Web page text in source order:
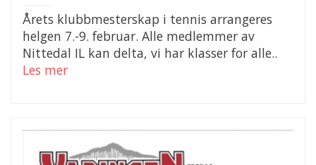
Årets klubbmesterskap i tennis arrangeres
helgen 7.-9. februar. Alle medlemmer av
Nittedal IL kan delta, vi har klasser for alle..
Les mer